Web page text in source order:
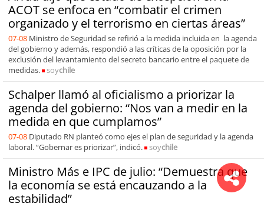
ACOT se enfoca en “combatir el crimen
organizado y el terrorismo en ciertas áreas”
07-08 Ministro de Seguridad se refirió a la medida incluida en la agenda
del gobierno y además, respondió a las críticas de la oposición por la
exclusión del levantamiento del secreto bancario entre el paquete de
medidas.
soychile
Schalper llamó al oficialismo a priorizar la
agenda del gobierno: “Nos van a medir en la
medida en que cumplamos”
07-08 Diputado RN planteó como ejes el plan de seguridad y la agenda
laboral. “Gobernar es priorizar”, indicó.
soychile
Ministro Más e IPC de julio: “Demuestra que
la economía se está encauzando a la
estabilidad”